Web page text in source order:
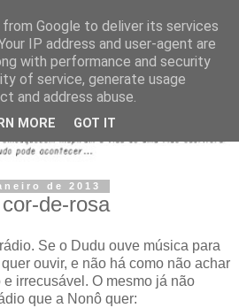
de 2013
de-rosa
Se o Dudu ouve música para
ouvir, e não há como não achar
irrecusável. O mesmo já não
que a Nonô quer:
Google to deliver its services
IP address and user-agent are
with performance and security
of service, generate usage
and address abuse.
MORE GOT IT